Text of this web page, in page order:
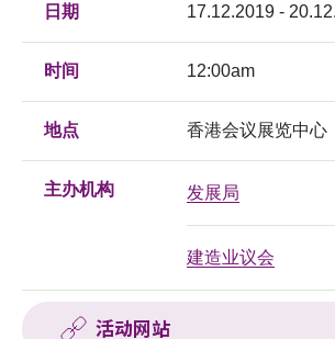
日期 17.12.2019 -
时间 12:00am
地点 香港会议展览中心
主办机构 发展局
建造业议会
活动网站